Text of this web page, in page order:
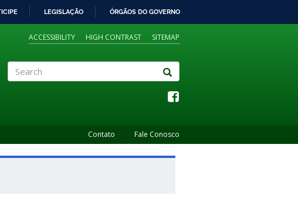
LEGISLAÇÃO ÓRGÃOS DO GOVERNO
ACCESSIBILITY HIGH CONTRAST SITEMAP
Contato Fale Conosco